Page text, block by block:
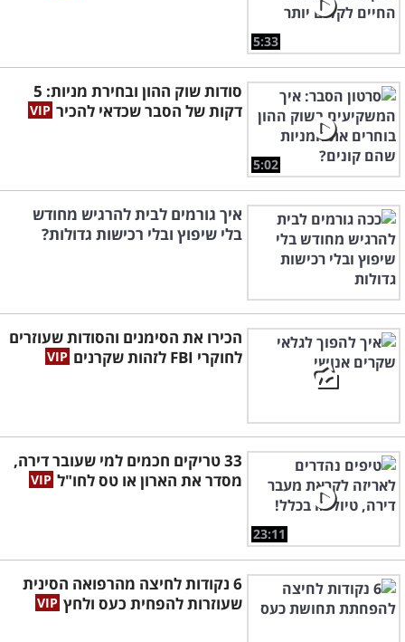
5:33
5:02
סודות שוק ההון ובחירת מניות: 5
דקות של הסבר שכדאי להכיר
איך גורמים לבית להרגיש מחודש
בלי שיפוץ ובלי רכישות גדולות?
הכירו את הסימנים והסודות שעוזרים
לחוקרי FBI לזהות שקרנים
23:11
33 טריקים חכמים למי שעובר דירה,
מסדר את הארון או טס לחו"ל
6 נקודות לחיצה מהרפואה הסינית
שעוזרות להפחית כעס ולחץ